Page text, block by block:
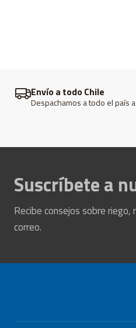
Envío a todo Chile
Despachamos a todo el país
Suscríbete a
Recibe consejos sobre
correo.